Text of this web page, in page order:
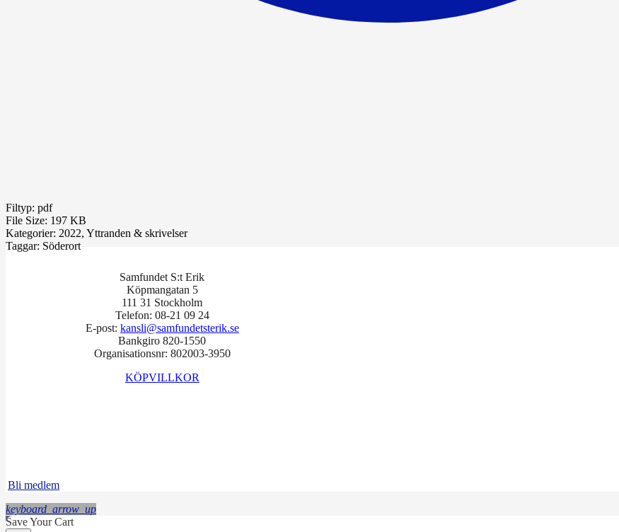
Filtyp: pdf
File Size: 197 KB
Kategorier: 2022, Yttranden & skrivelser
Taggar: Söderort
Samfundet S:t Erik
Köpmangatan 5
111 31 Stockholm
Telefon: 08-21 09 24
E-post: kansli@samfundetsterik.se
Bankgiro 820-1550
Organisationsnr: 802003-3950
KÖPVILLKOR
Bli medlem
keyboard_arrow_up
Save Your Cart